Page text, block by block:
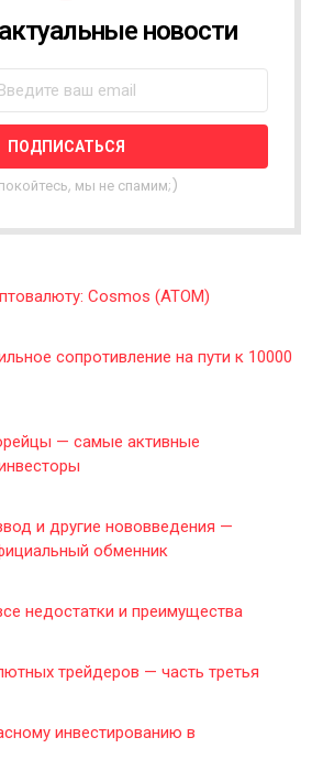
новости
мы не спамим;)
Cosmos (ATOM)
сопротивление на пути к 10000
— самые активные
и другие нововведения —
обменник
недостатки и преимущества
трейдеров — часть третья
инвестированию в